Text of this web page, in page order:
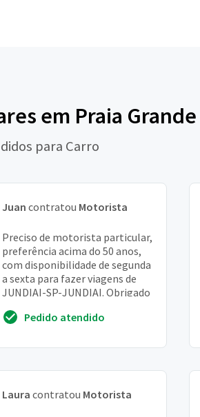
em Praia Grande
para Carro
Juan contratou Motorista
Preciso de motorista particular,
preferência acima do 50 anos,
com disponibilidade de segunda
a sexta para fazer viagens de
JUNDIAI-SP-JUNDIAI. Obrigado
Pedido atendido
Laura contratou Motorista